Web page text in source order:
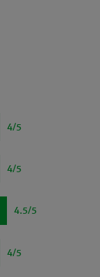
4/5
4/5
4.5/5
4/5